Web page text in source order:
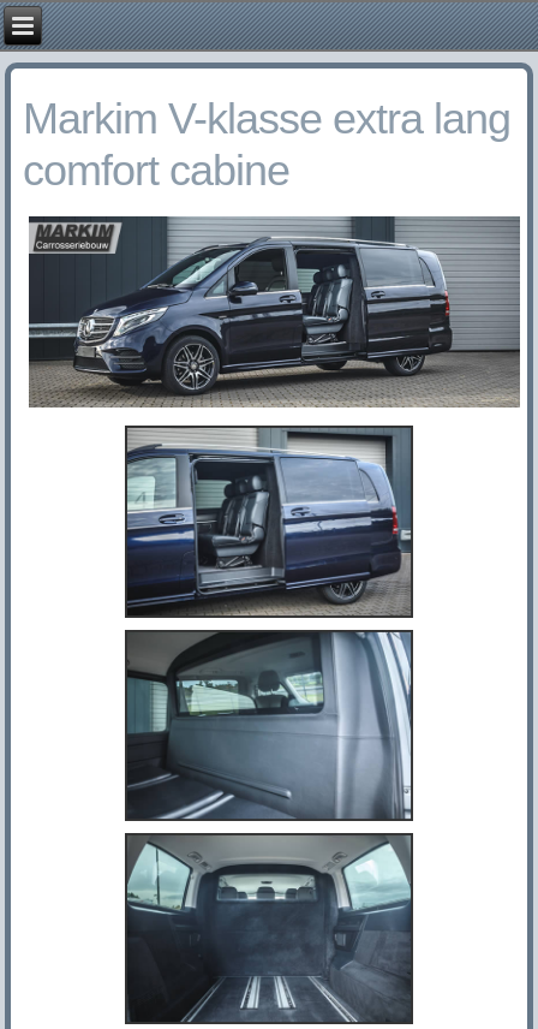
Markim V-klasse extra lang
comfort cabine